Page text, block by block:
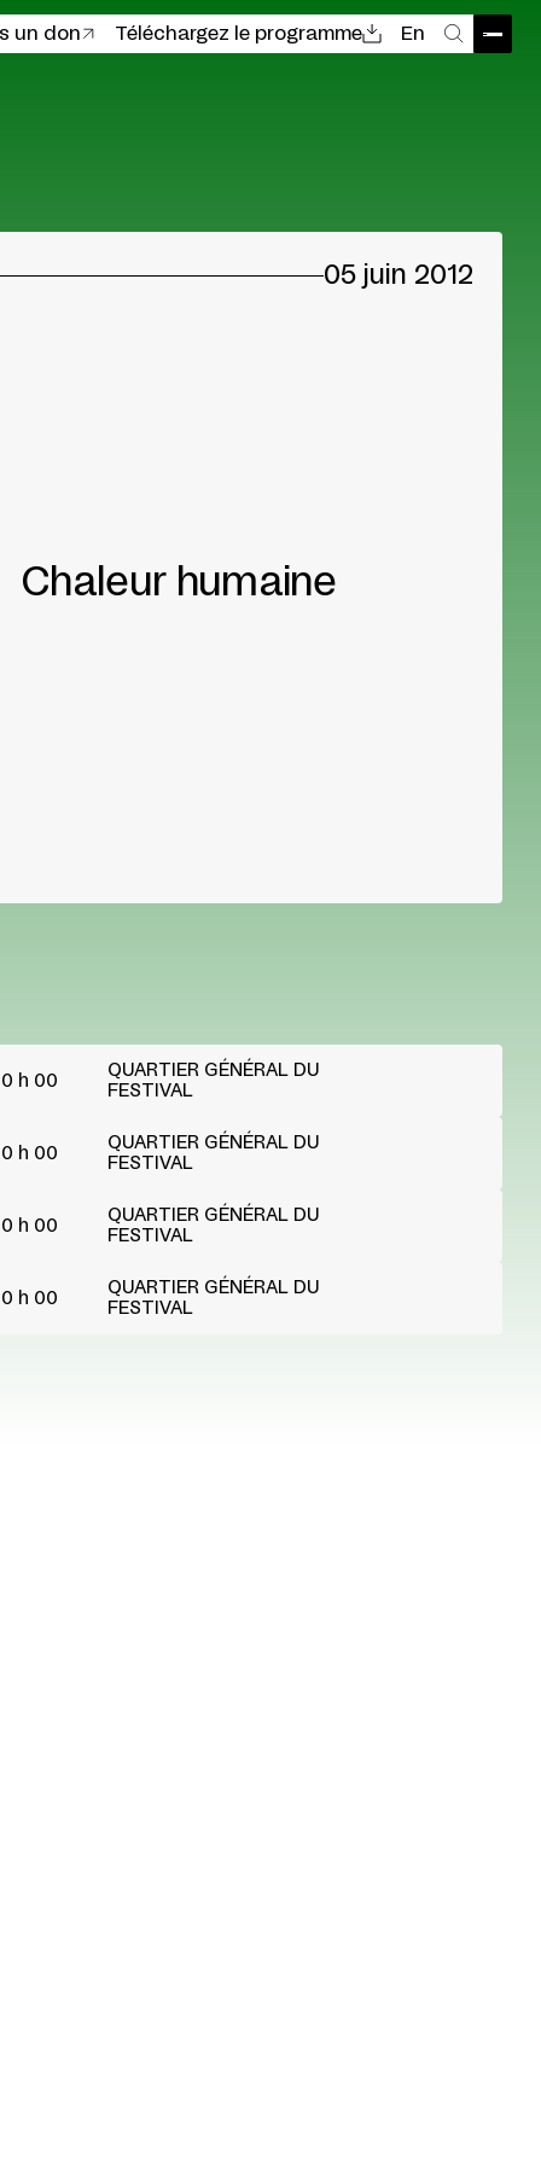
un don Téléchargez le programme En
05 juin 2012
Chaleur humaine
0 h 00
QUARTIER GÉNÉRAL DU
FESTIVAL
0 h 00
QUARTIER GÉNÉRAL DU
FESTIVAL
0 h 00
QUARTIER GÉNÉRAL DU
FESTIVAL
0 h 00
QUARTIER GÉNÉRAL DU
FESTIVAL